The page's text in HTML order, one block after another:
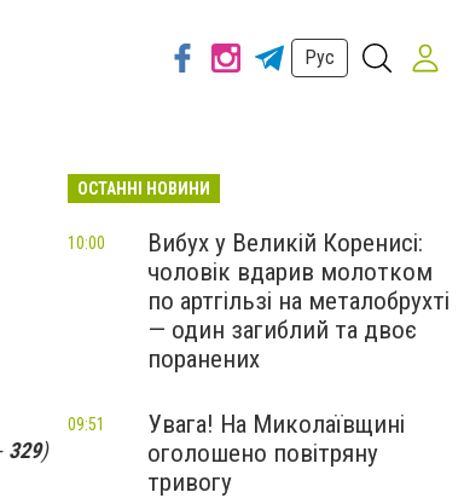
Рус
329)
ОСТАННІ НОВИНИ
Вибух у Великій Коренисі:
чоловік вдарив молотком
по артгільзі на металобрухті
— один загиблий та двоє
поранених
10:00
Увага! На Миколаївщині
оголошено повітряну
тривогу
09:51